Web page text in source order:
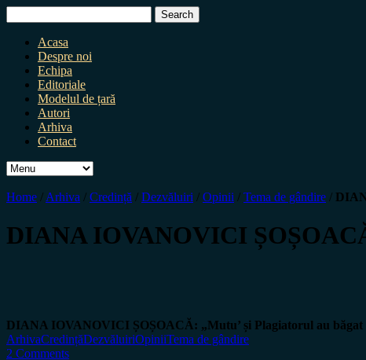
for:
Acasa
Despre noi
Echipa
Editoriale
Modelul de țară
Autori
Arhiva
Contact
Home / Arhiva / Credință / Dezvăluiri / Opinii / Tema de gândire /
DIANA IOVANOVICI
DIANA IOVANOVICI ȘOȘOACĂ: „Mutu’ și Plagiatorul au
ArhivaCredințăDezvăluiriOpiniiTema de gândire
2 Comments